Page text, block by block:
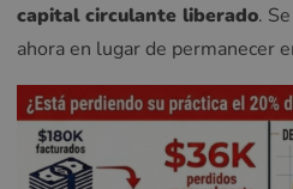
capital circulante liberado.
ahora en lugar de permanecer